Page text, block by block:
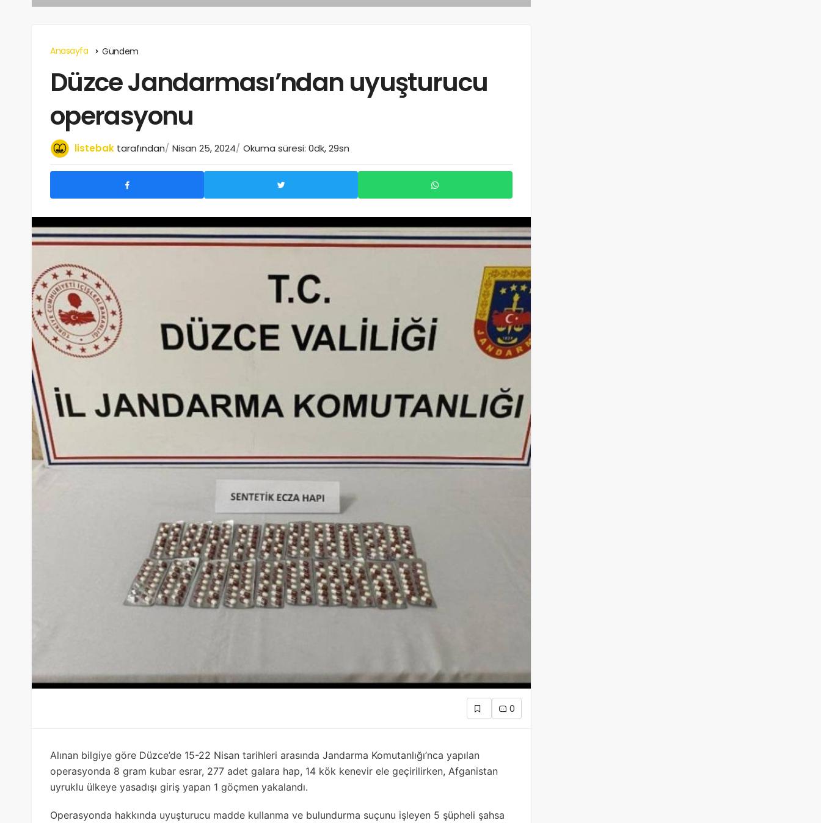
Anasayfa Gündem
Düzce Jandarması’ndan uyuşturucu
operasyonu
listebak tarafından Nisan 25, 2024 Okuma süresi: 0dk, 29sn
0
Alınan bilgiye göre Düzce’de 15-22 Nisan tarihleri arasında Jandarma Komutanlığı’nca yapılan
operasyonda 8 gram kubar esrar, 277 adet galara hap, 14 kök kenevir ele geçirilirken, Afganistan
uyruklu ülkeye yasadışı giriş yapan 1 göçmen yakalandı.
Operasyonda hakkında uyuşturucu madde kullanma ve bulundurma suçunu işleyen 5 şüpheli şahsa